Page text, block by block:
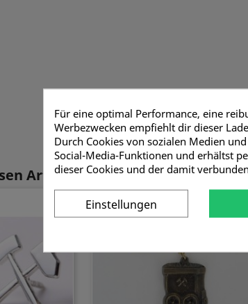
Artikel gekauft haben, kauften
Für eine optimal Performance, eine
Werbezwecken empfiehlt dir dieser
Durch Cookies von sozialen Medien
Social-Media-Funktionen und erhältst
dieser Cookies und der damit
Einstellungen